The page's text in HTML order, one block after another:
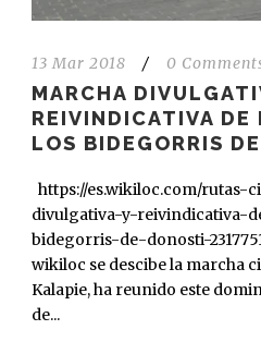
13 Mar 2018 / 0
MARCHA
REIVINDICATIVA DE
LOS BIDEGORRIS
https://es.wikiloc.com/rutas-
divulgativa-y-reivindicativa-
bidegorris-de-donosti-
wikiloc se descibe la marcha
Kalapie, ha reunido este
de...